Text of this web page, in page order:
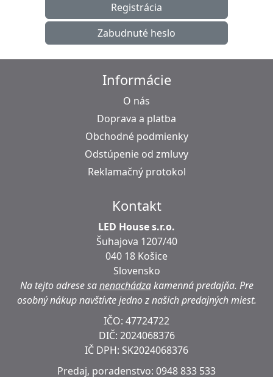
Registrácia
Zabudnuté heslo
Informácie
O nás
Doprava a platba
Obchodné podmienky
Odstúpenie od zmluvy
Reklamačný protokol
Kontakt
LED House s.r.o.
Šuhajova 1207/40
040 18 Košice
Slovensko
Na tejto adrese sanenachádzakamenná predajňa. Pre
osobný nákup navštívte jedno z našich predajných miest.
IČO: 47724722
DIČ: 2024068376
IČ DPH: SK2024068376
Predaj, poradenstvo: 0948 833 533